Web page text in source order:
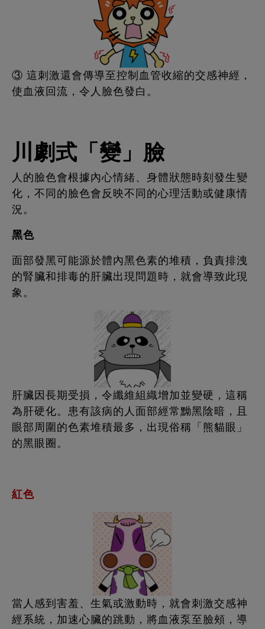
③ 這刺激還會傳導至控制血管收縮的交感神經，
使血液回流，令人臉色發白。
川劇式「變」臉
人的臉色會根據內心情緒、身體狀態時刻發生變
化，不同的臉色會反映不同的心理活動或健康情
況。
黑色
面部發黑可能源於體內黑色素的堆積，負責排洩
的腎臟和排毒的肝臟出現問題時，就會導致此現
象。
肝臟因長期受損，令纖維組織增加並變硬，這稱
為肝硬化。患有該病的人面部經常黝黑陰暗，且
眼部周圍的色素堆積最多，出現俗稱「熊貓眼」
的黑眼圈。
紅色
當人感到害羞、生氣或激動時，就會刺激交感神
經系統，加速心臟的跳動，將血液泵至臉頰，導